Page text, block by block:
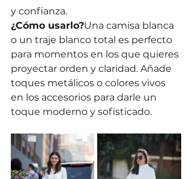
y confianza.
¿Cómo usarlo?Una camisa blanca
o un traje blanco total es perfecto
para momentos en los que quieres
proyectar orden y claridad. Añade
toques metálicos o colores vivos
en los accesorios para darle un
toque moderno y sofisticado.